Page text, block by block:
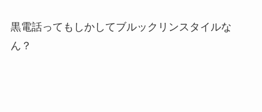
黒電話ってもしかしてブルックリンスタイルな
ん？